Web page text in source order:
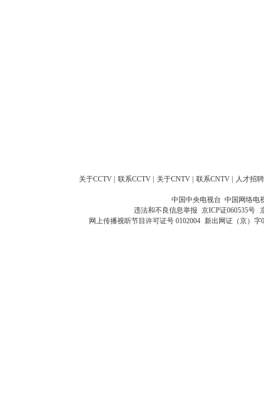
关于CCTV 联系CCTV 关于CNTV 联系CNTV 人才招聘
中国中央电视台 中国网络电
违法和不良信息举报 京ICP证060535号
网上传播视听节目许可证号 0102004 新出网证（京）